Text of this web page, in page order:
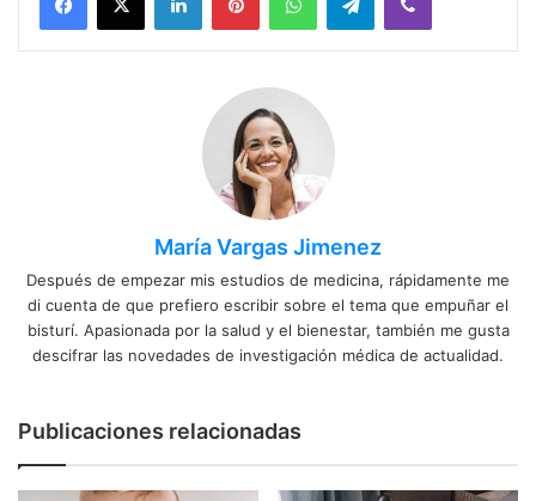
María Vargas Jimenez
Después de empezar mis estudios de medicina, rápidamente me
di cuenta de que prefiero escribir sobre el tema que empuñar el
bisturí. Apasionada por la salud y el bienestar, también me gusta
descifrar las novedades de investigación médica de actualidad.
Publicaciones relacionadas